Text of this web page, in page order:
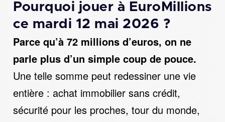
Pourquoi jouer à EuroMillions
ce mardi 12 mai 2026 ?
Parce qu’à 72 millions d’euros, on ne
parle plus d’un simple coup de pouce.
Une telle somme peut redessiner une vie
entière : achat immobilier sans crédit,
sécurité pour les proches, tour du monde,